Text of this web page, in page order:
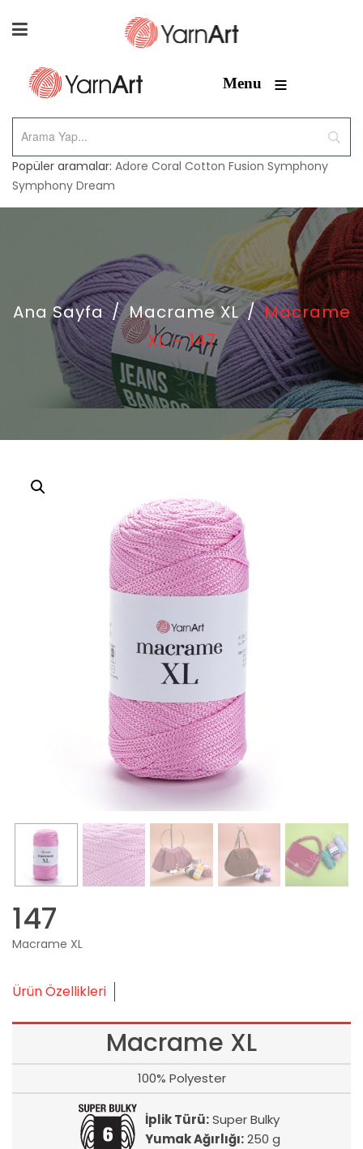
Menu ≡
Popüler aramalar: Adore Coral Cotton Fusion Symphony
Symphony Dream
Ana Sayfa / Macrame XL / Macrame
XL – 147
147
Macrame XL
Ürün Özellikleri
Macrame XL
100% Polyester
İplik Türü:Super Bulky
Yumak Ağırlığı:250 g